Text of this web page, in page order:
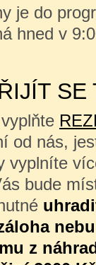
je do
hned v
SE
od nás,
vyplníte
bude
z